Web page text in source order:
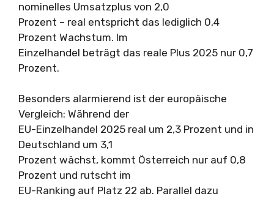
nominelles Umsatzplus von 2,0
Prozent – real entspricht das lediglich 0,4
Prozent Wachstum. Im
Einzelhandel beträgt das reale Plus 2025 nur 0,7
Prozent.
Besonders alarmierend ist der europäische
Vergleich: Während der
EU-Einzelhandel 2025 real um 2,3 Prozent und in
Deutschland um 3,1
Prozent wächst, kommt Österreich nur auf 0,8
Prozent und rutscht im
EU-Ranking auf Platz 22 ab. Parallel dazu